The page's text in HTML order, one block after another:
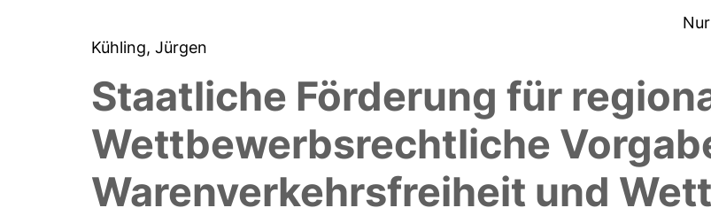
Kühling, Jürgen
Staatliche Förderung für
Wettbewerbsrechtliche
Warenverkehrsfreiheit und